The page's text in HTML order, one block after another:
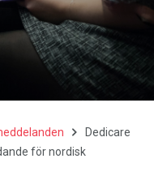
Dedicare
för nordisk